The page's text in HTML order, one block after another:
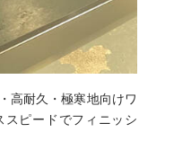
高耐久・極寒地向けワ
スピードでフィニッシ